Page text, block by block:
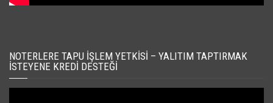
NOTERLERE TAPU İŞLEM YETKISI – YALITIM TAPTIRMAK
İSTEYENE KREDI DESTEĞI